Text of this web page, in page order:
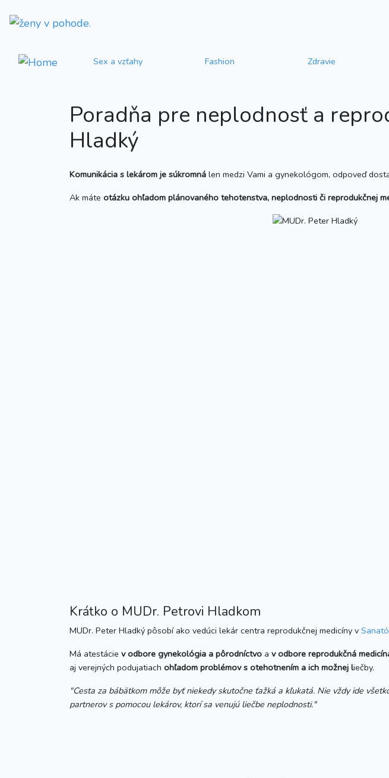
Sex a vzťahy Fashion Zdravie
Poradňa pre neplodnosť a
Hladký
Komunikácia s lekárom je súkromná len medzi Vami a gynekológom, odpoveď
Ak máte otázku ohľadom plánovaného tehotenstva, neplodnosti či reprodukčnej
Krátko o MUDr. Petrovi Hladkom
MUDr. Peter Hladký pôsobí ako vedúci lekár centra reprodukčnej medicíny v
Má atestácie v odbore gynekológia a pôrodníctvo a v odbore reprodukčná
aj verejných podujatiach ohľadom problémov s otehotnením a ich možnej liečby.
"Cesta za bábätkom môže byť niekedy skutočne ťažká a kľukatá. Nie vždy ide
partnerov s pomocou lekárov, ktorí sa venujú liečbe neplodnosti."